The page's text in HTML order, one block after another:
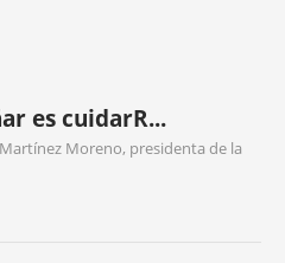
es cuidarR...
Moreno, presidenta de la